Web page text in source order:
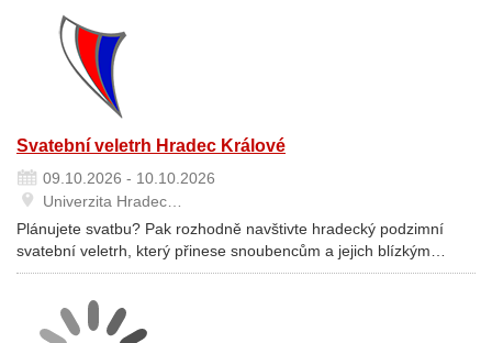
Svatební veletrh Hradec Králové
09.10.2026 - 10.10.2026
Univerzita Hradec…
Plánujete svatbu? Pak rozhodně navštivte hradecký podzimní
svatební veletrh, který přinese snoubencům a jejich blízkým…